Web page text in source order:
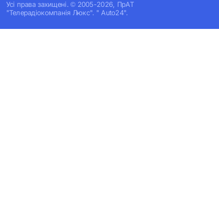
Усi права захищенi. © 2005-2026, ПрАТ
"Телерадіокомпанія Люкс". " Auto24".